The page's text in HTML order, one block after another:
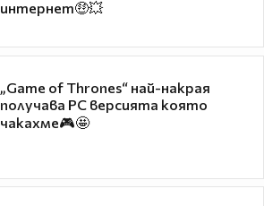
интернет🤑💥
„Game of Thrones“ най-накрая
получава PC версията която
чакахме🎮🤩